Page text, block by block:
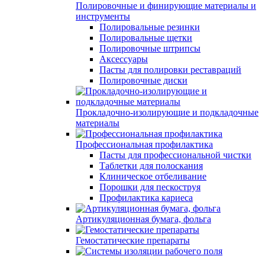
Полировочные и финирующие материалы и
инструменты
Полировальные резинки
Полировальные щетки
Полировочные штрипсы
Аксессуары
Пасты для полировки реставраций
Полировочные диски
Прокладочно-изолирующие и подкладочные
материалы
Профессиональная профилактика
Пасты для профессиональной чистки
Таблетки для полоскания
Клиническое отбеливание
Порошки для пескоструя
Профилактика кариеса
Артикуляционная бумага, фольга
Гемостатические препараты